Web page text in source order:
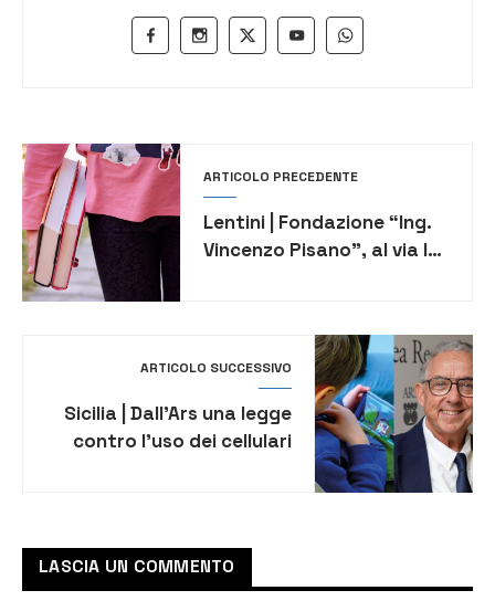
ARTICOLO PRECEDENTE
Lentini | Fondazione “Ing.
Vincenzo Pisano”, al via le
ARTICOLO SUCCESSIVO
Sicilia | Dall’Ars una legge
contro l’uso dei cellulari
LASCIA UN COMMENTO